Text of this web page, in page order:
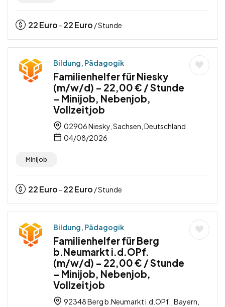
22Euro - 22Euro / Stunde
Bildung, Pädagogik
Familienhelfer für Niesky
(m/w/d) – 22,00 € / Stunde
– Minijob, Nebenjob,
Vollzeitjob
02906 Niesky, Sachsen, Deutschland
04/08/2026
Minijob
22Euro - 22Euro / Stunde
Bildung, Pädagogik
Familienhelfer für Berg
b.Neumarkt i.d.OPf.
(m/w/d) – 22,00 € / Stunde
– Minijob, Nebenjob,
Vollzeitjob
92348 Berg b.Neumarkt i.d.OPf., Bayern,